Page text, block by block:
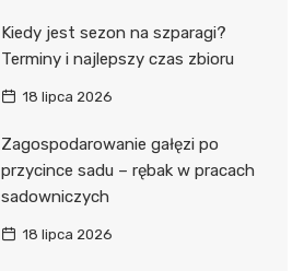
Kiedy jest sezon na szparagi?
Terminy i najlepszy czas zbioru
18 lipca 2026
Zagospodarowanie gałęzi po
przycince sadu – rębak w pracach
sadowniczych
18 lipca 2026